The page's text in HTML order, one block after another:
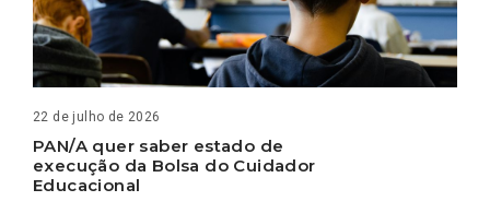
22 de julho de 2026
PAN/A quer saber estado de
execução da Bolsa do Cuidador
Educacional